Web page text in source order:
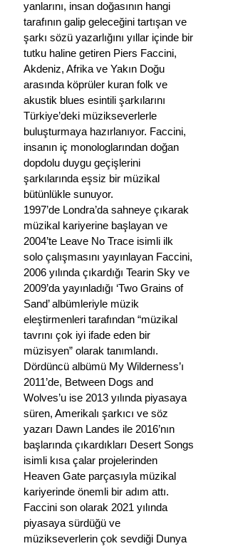
yanlarını, insan doğasının hangi
tarafının galip geleceğini tartışan ve
şarkı sözü yazarlığını yıllar içinde bir
tutku haline getiren Piers Faccini,
Akdeniz, Afrika ve Yakın Doğu
arasında köprüler kuran folk ve
akustik blues esintili şarkılarını
Türkiye’deki müzikseverlerle
buluşturmaya hazırlanıyor. Faccini,
insanın iç monologlarından doğan
dopdolu duygu geçişlerini
şarkılarında eşsiz bir müzikal
bütünlükle sunuyor.
1997’de Londra’da sahneye çıkarak
müzikal kariyerine başlayan ve
2004’te Leave No Trace isimli ilk
solo çalışmasını yayınlayan Faccini,
2006 yılında çıkardığı Tearin Sky ve
2009’da yayınladığı ‘Two Grains of
Sand’ albümleriyle müzik
eleştirmenleri tarafından “müzikal
tavrını çok iyi ifade eden bir
müzisyen” olarak tanımlandı.
Dördüncü albümü My Wilderness’ı
2011’de, Between Dogs and
Wolves’u ise 2013 yılında piyasaya
süren, Amerikalı şarkıcı ve söz
yazarı Dawn Landes ile 2016’nın
başlarında çıkardıkları Desert Songs
isimli kısa çalar projelerinden
Heaven Gate parçasıyla müzikal
kariyerinde önemli bir adım attı.
Faccini son olarak 2021 yılında
piyasaya sürdüğü ve
müzikseverlerin çok sevdiği Dunya